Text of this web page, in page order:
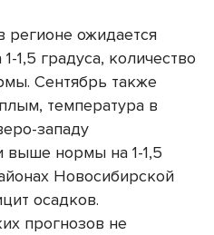
регионе ожидается
градуса, количество
Сентябрь также
температура в
западу
выше нормы на 1-1,5
Новосибирской
осадков.
прогнозов не